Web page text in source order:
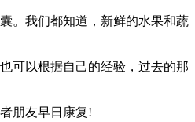
。我们都知道，新鲜的水果和蔬
可以根据自己的经验，过去的那
朋友早日康复!